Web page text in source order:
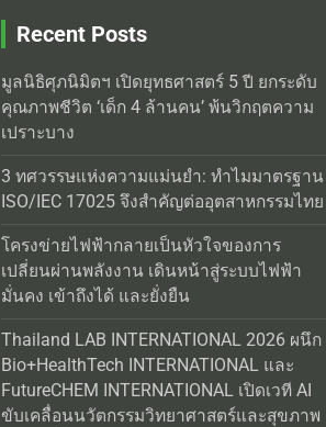
Recent Posts
มูลนิธิศุภนิมิตฯ เปิดยุทธศาสตร์ 5 ปี ยกระดับ
คุณภาพชีวิต ‘เด็ก 4 ล้านคน’ พ้นวิกฤตความ
เปราะบาง
3 ทศวรรษแห่งความแม่นยำ: ทำไมมาตรฐาน
ISO/IEC 17025 จึงสำคัญต่ออุตสาหกรรมไทย
โครงข่ายไฟฟ้ากลายเป็นหัวใจของการ
เปลี่ยนผ่านพลังงาน เดินหน้าสู่ระบบไฟฟ้า
มั่นคง เข้าถึงได้ และยั่งยืน
Thailand LAB INTERNATIONAL 2026 ผนึก
Bio+HealthTech INTERNATIONAL และ
FutureCHEM INTERNATIONAL เปิดเวที AI
ขับเคลื่อนนวัตกรรมวิทยาศาสตร์และสุขภาพ